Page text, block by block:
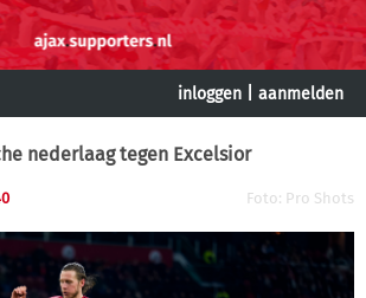
inloggen aanmelden
nederlaag tegen Excelsior
Foto: Pro Shots